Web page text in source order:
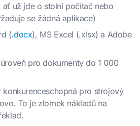
už jde o stolní počítač nebo
se žádná aplikace)
(.docx), MS Excel (.xlsx) a Adobe
pro dokumenty do 1 000
konkurenceschopná pro strojový
To je zlomek nákladů na